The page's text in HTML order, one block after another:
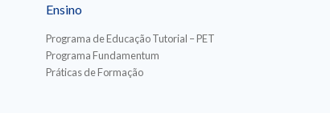
Ensino
Programa de Educação Tutorial – PET
Programa Fundamentum
Práticas de Formação